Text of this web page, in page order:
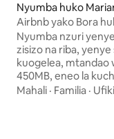
Nyumba huko
Airbnb yako Bora
Preto/Mariana
Nyumba nzuri
zisizo na riba,
kuogelea, mtandao
450MB, eneo la
chumba cha
Mahali · Familia ·